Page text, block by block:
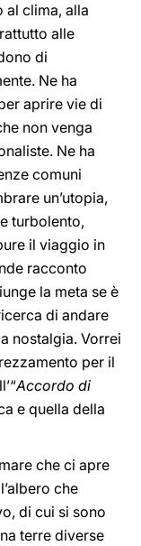
al clima, alla
alle
di
Ne ha
aprire vie di
non venga
Ne ha
comuni
un’utopia,
turbolento,
il viaggio in
racconto
la meta se è
di andare
nostalgia. Vorrei
per il
Accordo di
e quella della
che ci apre
che
di cui si sono
terre diverse